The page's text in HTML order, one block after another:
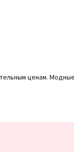
ценам.